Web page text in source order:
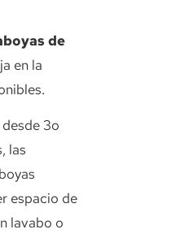
de
en la
3o
las
espacio de
lavabo o